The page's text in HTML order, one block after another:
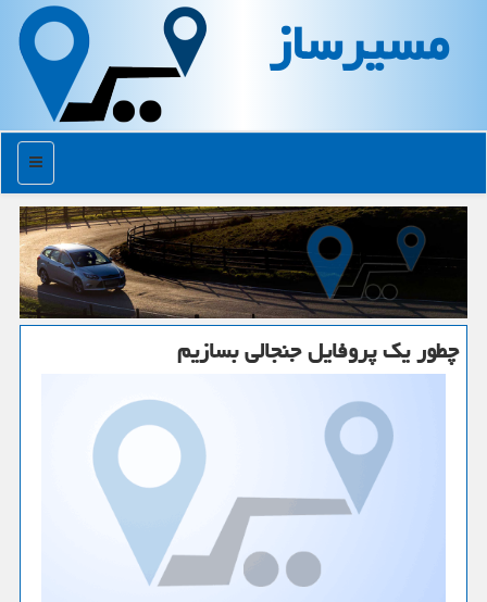
مسیرساز
منو
چطور یك پروفایل جنجالی بسازیم